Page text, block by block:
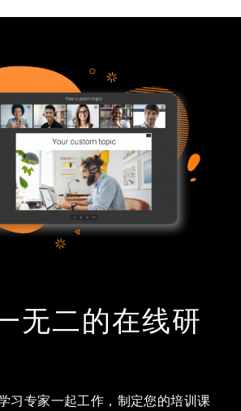
无二的在线研
习专家一起工作，制定您的培训课